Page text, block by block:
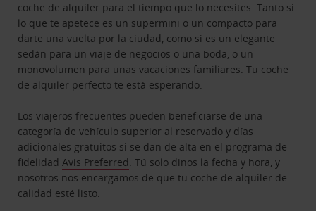
coche de alquiler para el tiempo que lo necesites. Tanto si
lo que te apetece es un supermini o un compacto para
darte una vuelta por la ciudad, como si es un elegante
sedán para un viaje de negocios o una boda, o un
monovolumen para unas vacaciones familiares. Tu coche
de alquiler perfecto te está esperando.
Los viajeros frecuentes pueden beneficiarse de una
categoría de vehículo superior al reservado y días
adicionales gratuitos si se dan de alta en el programa de
fidelidadAvis Preferred. Tú solo dinos la fecha y hora, y
nosotros nos encargamos de que tu coche de alquiler de
calidad esté listo.